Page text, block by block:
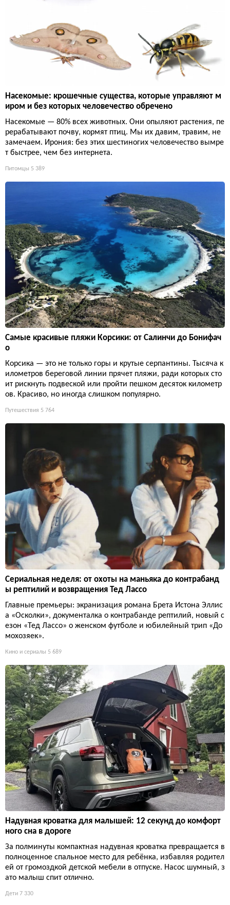
Насекомые: крошечные существа, которые управляют м
иром и без которых человечество обречено
Насекомые — 80% всех животных. Они опыляют растения, пе
рерабатывают почву, кормят птиц. Мы их давим, травим, не
замечаем. Ирония: без этих шестиногих человечество вымре
т быстрее, чем без интернета.
Питомцы 5 389
Самые красивые пляжи Корсики: от Салинчи до Бонифач
о
Корсика — это не только горы и крутые серпантины. Тысяча к
илометров береговой линии прячет пляжи, ради которых сто
ит рискнуть подвеской или пройти пешком десяток километр
ов. Красиво, но иногда слишком популярно.
Путешествия 5 764
Сериальная неделя: от охоты на маньяка до контрабанд
ы рептилий и возвращения Тед Лассо
Главные премьеры: экранизация романа Брета Истона Эллис
а «Осколки», документалка о контрабанде рептилий, новый с
езон «Тед Лассо» о женском футболе и юбилейный трип «До
мохозяек».
Кино и сериалы 5 689
Надувная кроватка для малышей: 12 секунд до комфорт
ного сна в дороге
За полминуты компактная надувная кроватка превращается в
полноценное спальное место для ребёнка, избавляя родител
ей от громоздкой детской мебели в отпуске. Насос шумный, з
ато малыш спит отлично.
Дети 7 330